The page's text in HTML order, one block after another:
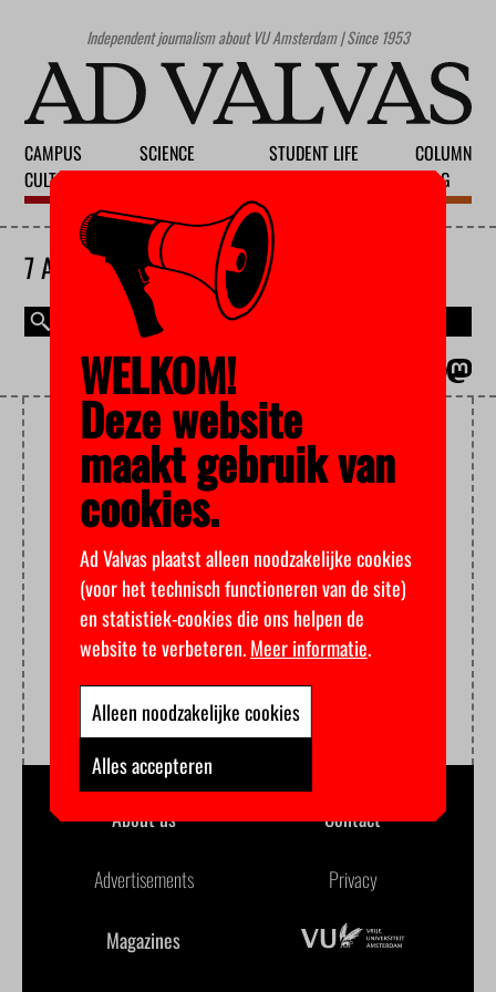
Independent journalism about VU Amsterdam | Since 1953
CAMPUS
CULTURE
SCIENCE
STUDENT LIFE
COLUMN
BLOG
7 AUGUST 2026
MAGAZINE
SUPERMARKET THEFT
About us Contact
Advertisements Privacy
Magazines
WELKOM!
Deze website
maakt gebruik van
cookies.
Ad Valvas plaatst alleen noodzakelijke cookies
(voor het technisch functioneren van de site)
en statistiek-cookies die ons helpen de
website te verbeteren.Meer informatie.
Alleen noodzakelijke cookies
Alles accepteren